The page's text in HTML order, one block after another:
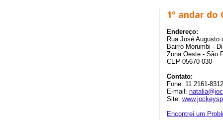
1º andar do
Endereço:
Rua José Augusto
Bairro Morumbi -
Zona Oeste - São
CEP 05670-030
Contato:
Fone: 11 2161-
E-mail:
Site:
Encontrei um